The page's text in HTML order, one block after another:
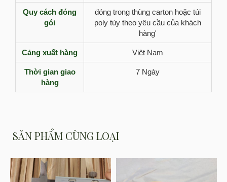
Quy cách đóng
gói
đóng trong thùng carton hoặc túi
poly tùy theo yêu cầu của khách
hàng'
Cảng xuất hàng Việt Nam
Thời gian giao
hàng
7 Ngày
SẢN PHẨM CÙNG LOẠI